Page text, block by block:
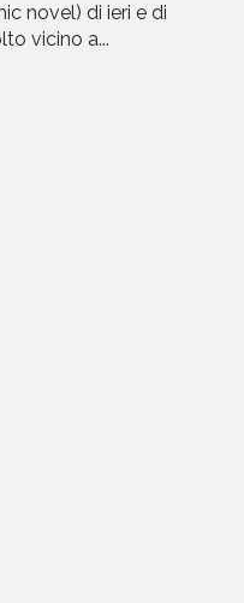
novel) di ieri e di
vicino a...